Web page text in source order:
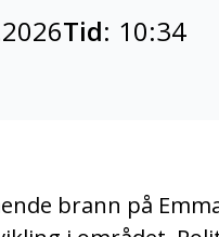
Tid: 10:34
brann på